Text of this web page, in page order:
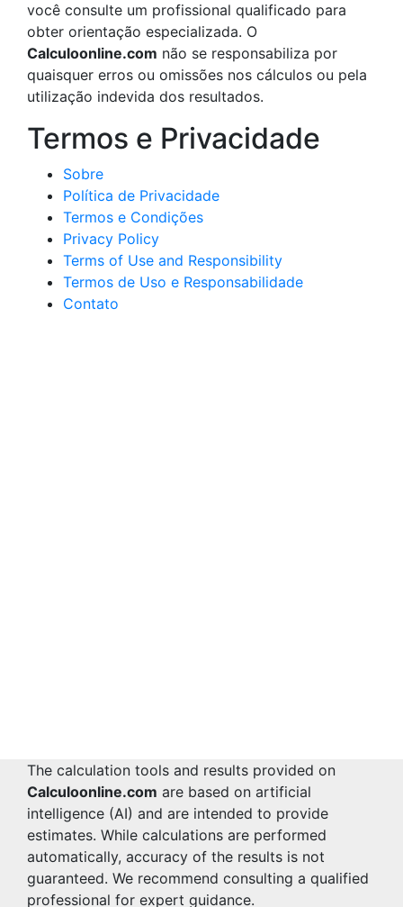
você consulte um profissional qualificado para
obter orientação especializada. O
Calculoonline.com não se responsabiliza por
quaisquer erros ou omissões nos cálculos ou pela
utilização indevida dos resultados.
Termos e Privacidade
Sobre
Política de Privacidade
Termos e Condições
Privacy Policy
Terms of Use and Responsibility
Termos de Uso e Responsabilidade
Contato
The calculation tools and results provided on
Calculoonline.com are based on artificial
intelligence (AI) and are intended to provide
estimates. While calculations are performed
automatically, accuracy of the results is not
guaranteed. We recommend consulting a qualified
professional for expert guidance.